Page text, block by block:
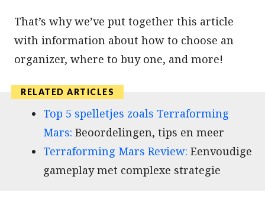
That’s why we’ve put together this article
with information about how to choose an
organizer, where to buy one, and more!
Top 5 spelletjes zoals Terraforming
Mars: Beoordelingen, tips en meer
Terraforming Mars Review: Eenvoudige
gameplay met complexe strategie